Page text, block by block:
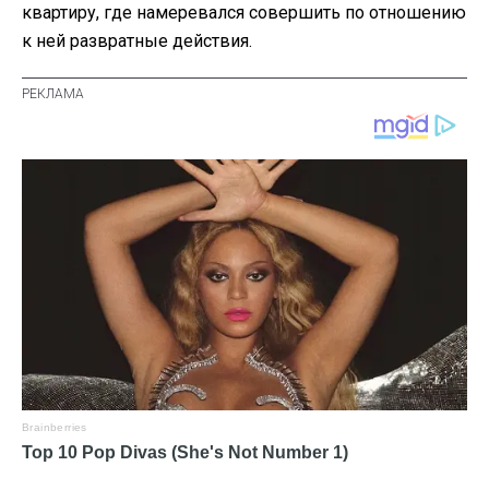
квартиру, где намеревался совершить по отношению
к ней развратные действия.